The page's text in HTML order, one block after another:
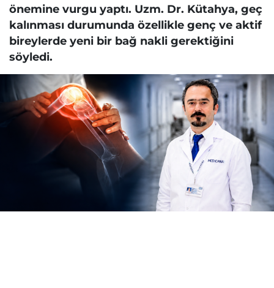
önemine vurgu yaptı. Uzm. Dr. Kütahya, geç
kalınması durumunda özellikle genç ve aktif
bireylerde yeni bir bağ nakli gerektiğini
söyledi.